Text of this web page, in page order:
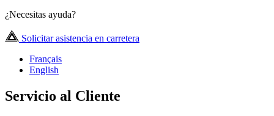
¿Necesitas ayuda?
Solicitar asistencia en carretera
Français
English
Servicio al Cliente